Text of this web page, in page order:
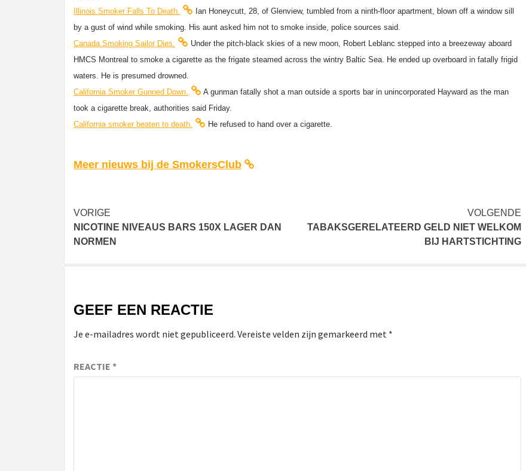
Illinois Smoker Falls To Death.
Ian Honeycutt, 28, of Glenview, tumbled from a ninth-floor apartment, blown off a window sill
by a gust of wind while smoking. His aunt asked him not to smoke inside, police sources said.
Canada Smoking Sailor Dies.
Under the pitch-black skies of a new moon, Robert Leblanc stepped into a breezeway aboard
HMCS Montreal to smoke a cigarette as the frigate steamed across the wintry Baltic Sea. He ended up overboard in fatally frigid
waters. He is presumed drowned.
California Smoker Gunned Down.
A gunman fatally shot a man outside a sports bar in unincorporated Hayward as the man
took a cigarette break, authorities said Friday.
California smoker beaten to death.
He refused to hand over a cigarette.
Meer nieuws bij de SmokersClub
Bericht
navigatie
VORIGE
NICOTINE NIVEAUS BARS 150X LAGER DAN
NORMEN
VOLGENDE
TABAKSGERELATEERD GELD NIET WELKOM
BIJ HARTSTICHTING
GEEF EEN REACTIE
Je e-mailadres wordt niet gepubliceerd. Vereiste velden zijn gemarkeerd met *
REACTIE *